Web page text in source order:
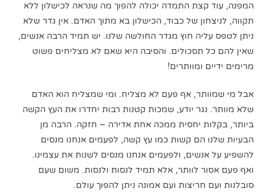
המפנה, עוד קצת התמדה יכולה להפוך מה שנראה לכישלון ללא
תקווה, לניצחון של כבוד, הכישלון בא מתוך האדם. אין גדר שלא
ניתן לטפס עליה חוץ מגדר החולשה שלנו. יש תמיד הרבה אנשים,
שאין להם כל תסכולים. והסיבה היא שאם לא מצליחים פשוט
מרימים ידיים ומוותרים!
אבל מי שמוותר, אף פעם לא מצליח. ומי שמצליח הוא האדם
שלא מוותר. נגר יודע, שמכות קטנות רבות יחדרו את העץ הקשה
ביותר, בקלות יחסית ממכה אחת אדירה – חזקה. הרבה מן
הבעיות שלנו הם קשות כמו עץ קשה, לפעמים אנחנו מנסים
להשפיע על אנשים, ולפעמים אנחנו מנסים לשנות את עצמינו.
ואף פעם אסור לוותר, אלא תמיד לנסות ולנסות. משום שעם
סובלנות ועם חריצות ועם אמונה ניתן להפוך עולם.